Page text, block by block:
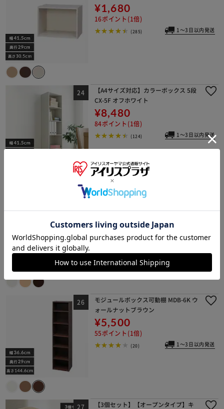
¥1,680
16ポイント(1倍)
(285) 1～3日以内発送
【A4サイズ対応】カラーボックス 5段
CX-5F オフホワイト
¥8,480
84ポイント(1倍)
(124) 1～3日以内発送
パーフェクトボックス PB-3 オフホワ
37ポイント(1倍)
(24) 1～3日以内発送
モジュールボックス可動棚 MDB-6K ウ
ォールナットブラウン
¥5,500
55ポイント(1倍)
(20) 1～3日以内発送
【3個セット】【オープンタイプ】キ